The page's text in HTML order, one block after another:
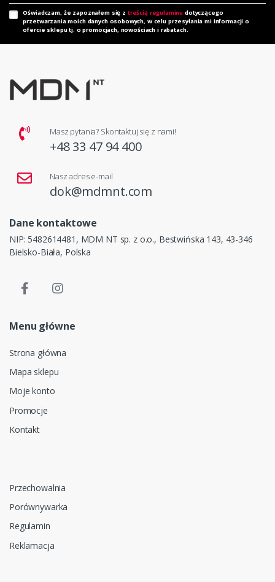
Oświadczam, że zapoznałem się z treścią regulaminu dotyczącego
przetwarzania moich danych osobowych, w celu przesyłania mi informacji o
ofercie sklepu tj. o promocjach, nowościach i rabatach.
Masz pytania? Skontaktuj się z nami!
+48 33 47 94 400
Nasz adres e-mail
dok@mdmnt.com
Dane kontaktowe
NIP: 5482614481, MDM NT sp. z o.o., Bestwińska 143, 43-346
Bielsko-Biała, Polska
Menu główne
Strona główna
Mapa sklepu
Moje konto
Promocje
Kontakt
Przechowalnia
Porównywarka
Regulamin
Reklamacja